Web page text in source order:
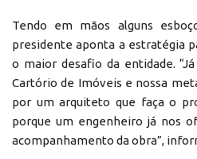
Tendo em mãos alguns
presidente aponta a estratégia
o maior desafio da entidade.
Cartório de Imóveis e nossa
por um arquiteto que faça o
porque um engenheiro já nos
acompanhamento da obra”,